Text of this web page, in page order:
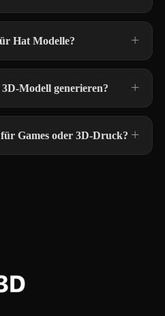
Hat Modelle?
Modell generieren?
Games oder 3D-Druck?